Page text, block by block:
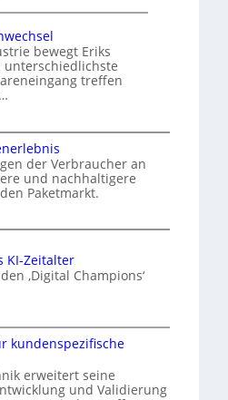
bewegt Eriks
unterschiedlichste
treffen
der Verbraucher an
und nachhaltigere
Paketmarkt.
KI-Zeitalter
‚Digital Champions‘
kundenspezifische
erweitert seine
und Validierung